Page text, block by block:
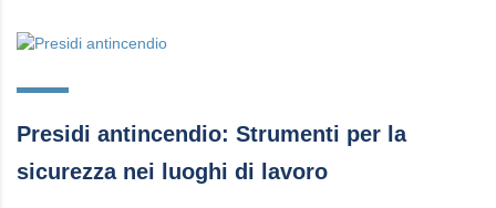
Presidi antincendio: Strumenti per la
sicurezza nei luoghi di lavoro